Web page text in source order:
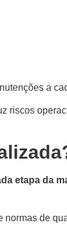
a
riscos
etapa da
normas de